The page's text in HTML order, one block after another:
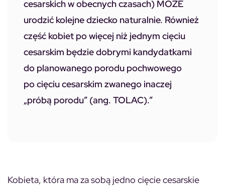
cesarskich w obecnych czasach) MOŻE
urodzić kolejne dziecko naturalnie. Również
część kobiet po więcej niż jednym cięciu
cesarskim będzie dobrymi kandydatkami
do planowanego porodu pochwowego
po cięciu cesarskim zwanego inaczej
„próbą porodu” (ang. TOLAC).”
Kobieta, która ma za sobą jedno cięcie cesarskie